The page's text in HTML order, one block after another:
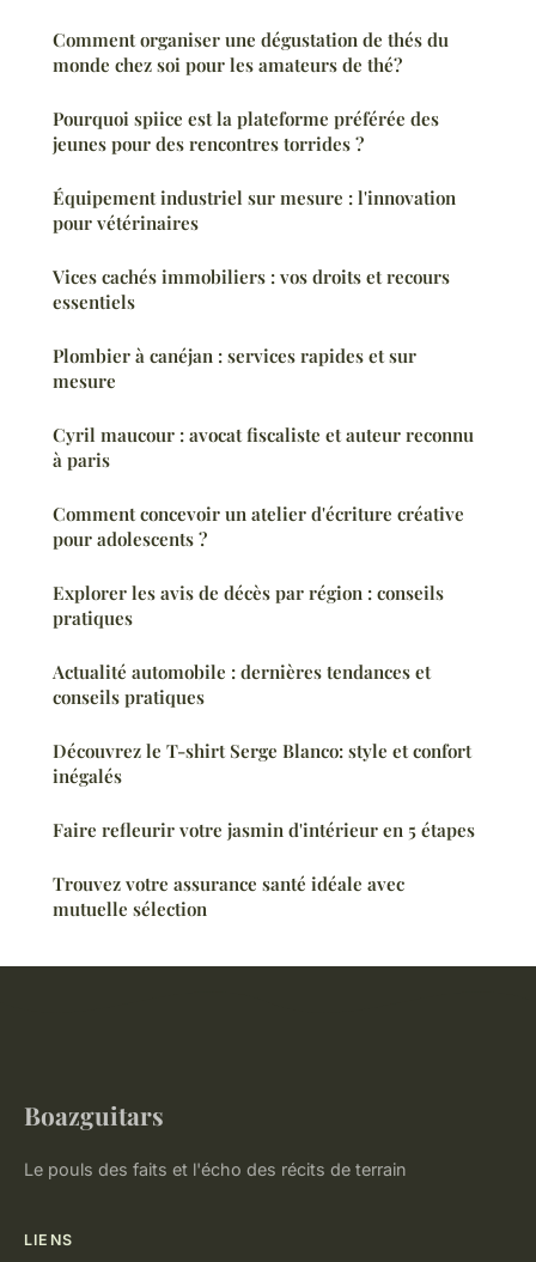
Comment organiser une dégustation de thés du
monde chez soi pour les amateurs de thé?
Pourquoi spiice est la plateforme préférée des
jeunes pour des rencontres torrides ?
Équipement industriel sur mesure : l'innovation
pour vétérinaires
Vices cachés immobiliers : vos droits et recours
essentiels
Plombier à canéjan : services rapides et sur
mesure
Cyril maucour : avocat fiscaliste et auteur reconnu
à paris
Comment concevoir un atelier d'écriture créative
pour adolescents ?
Explorer les avis de décès par région : conseils
pratiques
Actualité automobile : dernières tendances et
conseils pratiques
Découvrez le T-shirt Serge Blanco: style et confort
inégalés
Faire refleurir votre jasmin d'intérieur en 5 étapes
Trouvez votre assurance santé idéale avec
mutuelle sélection
Boazguitars
Le pouls des faits et l'écho des récits de terrain
LIENS